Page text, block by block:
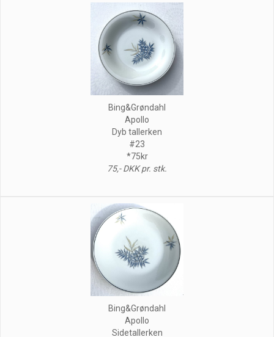
Bing&Grøndahl
Apollo
Dyb tallerken
#23
*75kr
75,- DKK pr. stk.
Bing&Grøndahl
Apollo
Sidetallerken